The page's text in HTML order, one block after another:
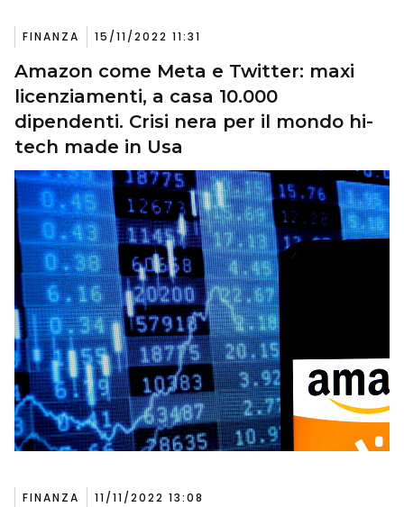
FINANZA 15/11/2022 11:31
Amazon come Meta e Twitter: maxi
licenziamenti, a casa 10.000
dipendenti. Crisi nera per il mondo hi-
tech made in Usa
FINANZA 11/11/2022 13:08